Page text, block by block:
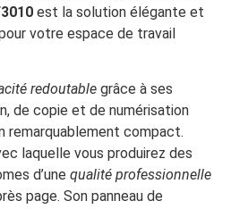
est la solution élégante et
votre espace de travail
redoutable grâce à ses
de copie et de numérisation
remarquablement compact.
laquelle vous produirez des
d’une qualité professionnelle
page. Son panneau de